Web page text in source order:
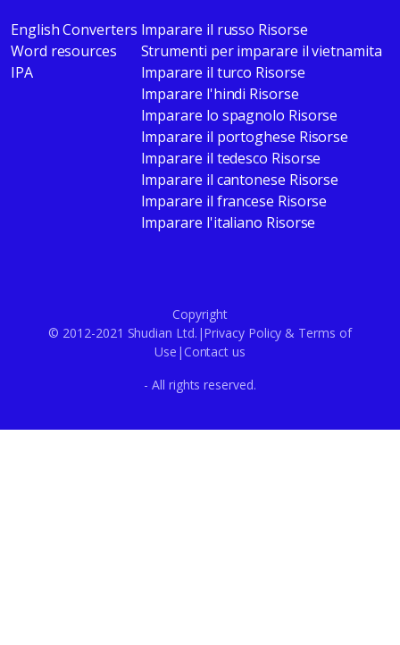
English Converters
Word resources
IPA
Imparare il russo Risorse
Strumenti per imparare il vietnamita
Imparare il turco Risorse
Imparare l'hindi Risorse
Imparare lo spagnolo Risorse
Imparare il portoghese Risorse
Imparare il tedesco Risorse
Imparare il cantonese Risorse
Imparare il francese Risorse
Imparare l'italiano Risorse
Copyright
© 2012-2021 Shudian Ltd.|Privacy Policy & Terms of
Use | Contact us
- All rights reserved.